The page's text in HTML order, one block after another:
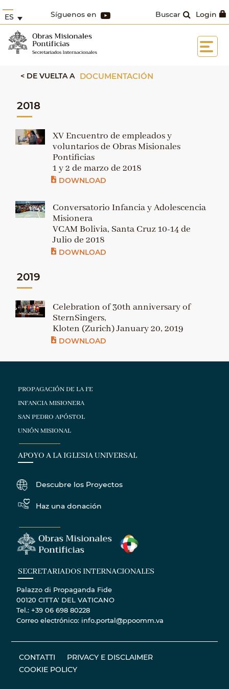
Login
Buscar
Síguenos en
ES
< DE VUELTA A DOCUMENTACIÓN
2018
XV Encuentro de empleados y
voluntarios de Obras Misionales
Pontificias
1 y 2 de marzo de 2018
DOWNLOAD
Conversatorio Infancia y Adolescencia
Misionera
VCAM Bolivia, Santa Cruz 10-14 de
Julio de 2018
DOWNLOAD
2019
Celebration of 30th anniversary of
SternSingers,
Kloten (Zurich) January 20, 2019
DOWNLOAD
PROPAGACIÓN DE LA FE
INFANCIA MISIONERA
SAN PEDRO APÓSTOL
UNIÓN MISIONAL
APOYO A LA IGLESIA UNIVERSAL
Descubre los Proyectos
Haz una donación
SECRETARIADOS INTERNACIONALES
Palazzo di Propaganda Fide
00120 CITTA' DEL VATICANO
Tel.: +39 06 698 80228
Correo electrónico: info.portal@ppoomm.va
CONTATTI
PRIVACY E DISCLAIMER
COOKIE POLICY